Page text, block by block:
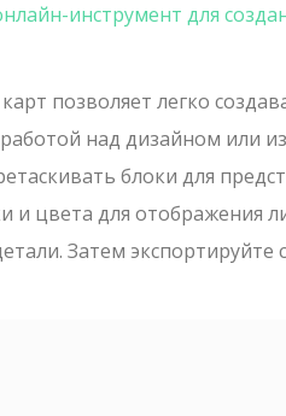
инструмент для
позволяет легко
над дизайном или
блоки для
и цвета для отображения
Затем